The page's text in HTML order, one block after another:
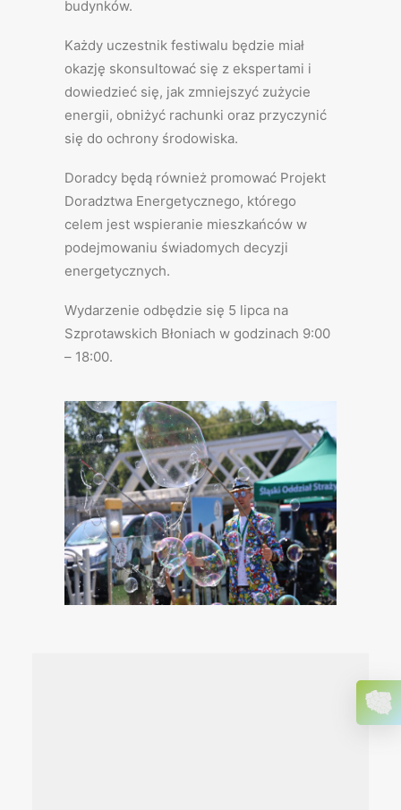
budynków.
Każdy uczestnik festiwalu będzie miał
okazję skonsultować się z ekspertami i
dowiedzieć się, jak zmniejszyć zużycie
energii, obniżyć rachunki oraz przyczynić
się do ochrony środowiska.
Doradcy będą również promować Projekt
Doradztwa Energetycznego, którego
celem jest wspieranie mieszkańców w
podejmowaniu świadomych decyzji
energetycznych.
Wydarzenie odbędzie się 5 lipca na
Szprotawskich Błoniach w godzinach 9:00
– 18:00.